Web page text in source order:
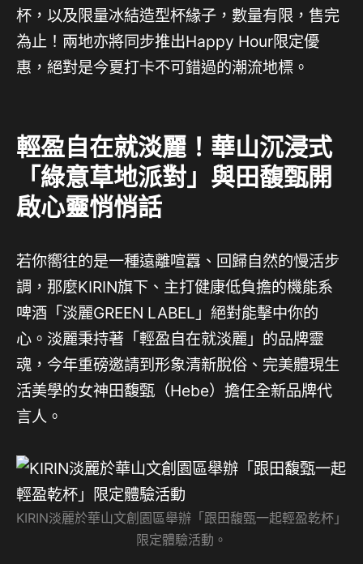
杯，以及限量冰結造型杯緣子，數量有限，售完
為止！兩地亦將同步推出Happy Hour限定優
惠，絕對是今夏打卡不可錯過的潮流地標。
輕盈自在就淡麗！華山沉浸式
「綠意草地派對」與田馥甄開
啟心靈悄悄話
若你嚮往的是一種遠離喧囂、回歸自然的慢活步
調，那麼KIRIN旗下、主打健康低負擔的機能系
啤酒「淡麗GREEN LABEL」絕對能擊中你的
心。淡麗秉持著「輕盈自在就淡麗」的品牌靈
魂，今年重磅邀請到形象清新脫俗、完美體現生
活美學的女神田馥甄（Hebe）擔任全新品牌代
言人。
KIRIN淡麗於華山文創園區舉辦「跟田馥甄一起輕盈乾杯」
限定體驗活動。